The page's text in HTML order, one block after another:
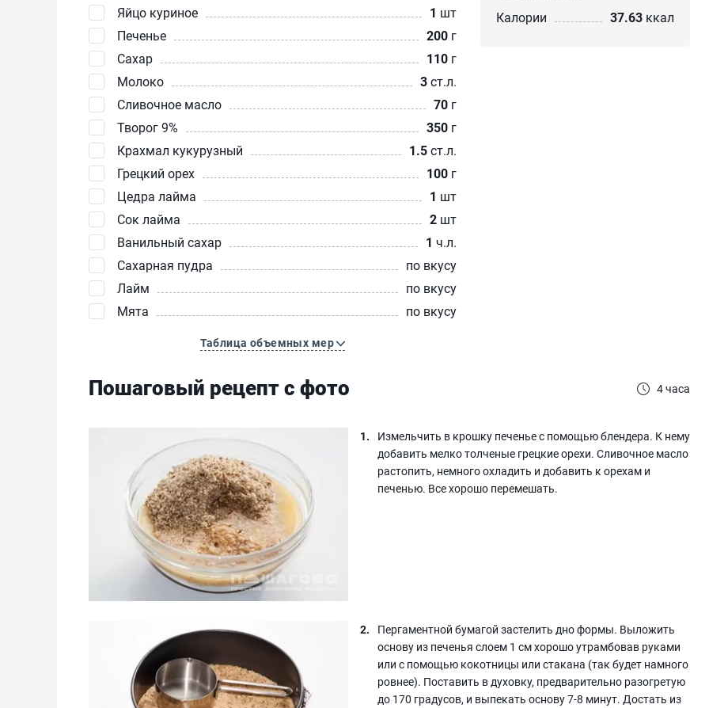
Яйцо куриное 1 шт
Печенье
200 г
Сахар
110 г
Молоко
3ст.л.
Сливочное масло
70 г
Творог 9%
350 г
Крахмал кукурузный
1.5ст.л.
Грецкий орех
100 г
Цедра лайма
1 шт
Сок лайма
2 шт
Ванильный сахар
1 ч.л.
Сахарная пудра
по вкусу
Лайм
по вкусу
Мята
по вкусу
Таблица объемных мер
Калории 37.63 ккал
Пошаговый рецепт с фото 4 часа
Измельчить в крошку печенье с помощью блендера. К нему
добавить мелко толченые грецкие орехи. Сливочное масло
растопить, немного охладить и добавить к орехам и
печенью. Все хорошо перемешать.
Пергаментной бумагой застелить дно формы. Выложить
основу из печенья слоем 1 см хорошо утрамбовав руками
или с помощью кокотницы или стакана (так будет намного
ровнее). Поставить в духовку, предварительно разогретую
до 170 градусов, и выпекать основу 7-8 минут. Достать из